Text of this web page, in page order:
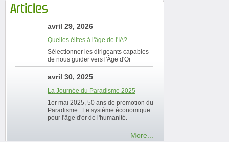
Articles
avril 29, 2026
Quelles élites à l'âge de l'IA?
Sélectionner les dirigeants capables
de nous guider vers l'Âge d'Or
avril 30, 2025
La Journée du Paradisme 2025
1er mai 2025, 50 ans de promotion du
Paradisme : Le système économique
pour l'âge d'or de l'humanité.
More...